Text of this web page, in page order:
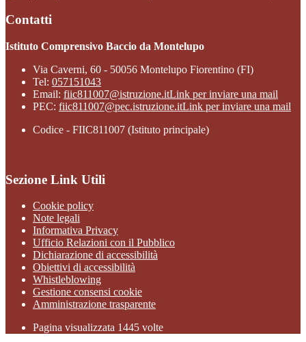
Contatti
Istituto Comprensivo Baccio da Montelupo
Via Caverni, 60 - 50056 Montelupo Fiorentino (FI)
Tel: 057151043
Email: fiic811007@istruzione.itLink per inviare una mail
PEC: fiic811007@pec.istruzione.itLink per inviare una mail
Codice - FIIC811007 (Istituto principale)
Sezione Link Utili
Cookie policy
Note legali
Informativa Privacy
Ufficio Relazioni con il Pubblico
Dichiarazione di accessibilità
Obiettivi di accessibilità
Whistleblowing
Gestione consensi cookie
Amministrazione trasparente
Pagina visualizzata 1445 volte